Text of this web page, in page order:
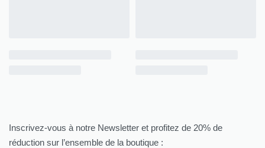
Inscrivez-vous à notre Newsletter et profitez de 20% de
réduction sur l’ensemble de la boutique :